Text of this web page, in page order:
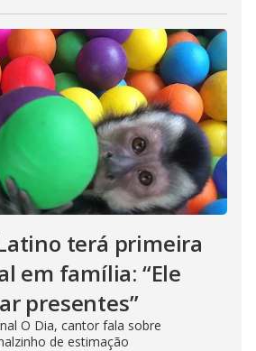
terá primeira
em família: “Ele
presentes”
O Dia, cantor fala sobre
de estimação